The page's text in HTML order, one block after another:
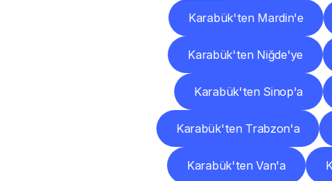
Karabük'ten Mardin'e
Karabük'ten Niğde'ye
Karabük'ten Sinop'a
Karabük'ten Trabzon'a
Karabük'ten Van'a